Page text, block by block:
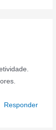
Responder